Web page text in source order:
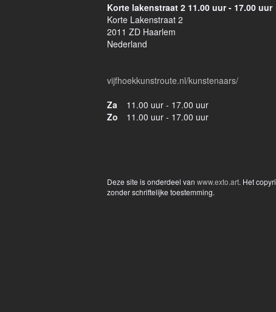
Korte lakenstraat 2 11.00 uur - 17.00 uur
Korte Lakenstraat 2
2011 ZD Haarlem
Nederland
vijfhoekkunstroute.nl/kunstenaars/
Za
11.00 uur - 17.00 uur
Zo
11.00 uur - 17.00 uur
Deze site is onderdeel van www.exto.art. Het
zonder schriftelijke toestemming.